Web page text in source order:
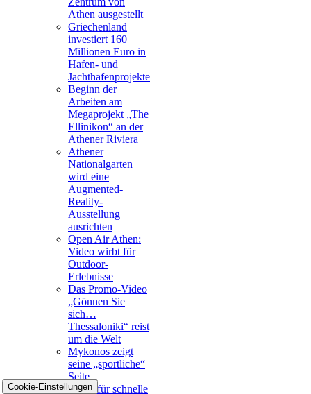
Athen ausgestellt
Griechenland
investiert 160
Millionen Euro in
Hafen- und
Jachthafenprojekte
Beginn der
Arbeiten am
Megaprojekt „The
Ellinikon“ an der
Athener Riviera
Athener
Nationalgarten
wird eine
Augmented-
Reality-
Ausstellung
ausrichten
Open Air Athen:
Video wirbt für
Outdoor-
Erlebnisse
Das Promo-Video
„Gönnen Sie
sich…
Thessaloniki“ reist
um die Welt
Mykonos zeigt
seine „sportliche“
Seite
Metro für schnelle
Cookie-Einstellungen